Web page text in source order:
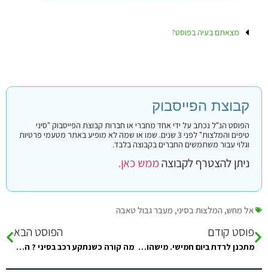
מצאתם בעיה בפוסט?
קבוצת הפייסבוק
הפוסט הנ"ל נכתב על ידי אחד מחברי או חברות קבוצת הפייסבוק "סיני
טיפים והמלצות" לפני 3 שנים. שמו או שמה לא מופיע באתר מטעמי פרטיות
וגלוי עבור משתמשים החברים בקבוצה בלבד.
ניתן להצטרף לקבוצהממש כאן.
אל מחש, המלצות בסיני, מעבר גבול טאבה
פוסט קודם
מתכנן לרדת ביום חמישי. מישהוא יודע אם צפויים עומסים מיןחדים בגבול? תודה!
הפוסט הבא
מה קורה כשנתקע רכב בסיני ? הבת שלי שם והלך המנוע…בביר סוויר